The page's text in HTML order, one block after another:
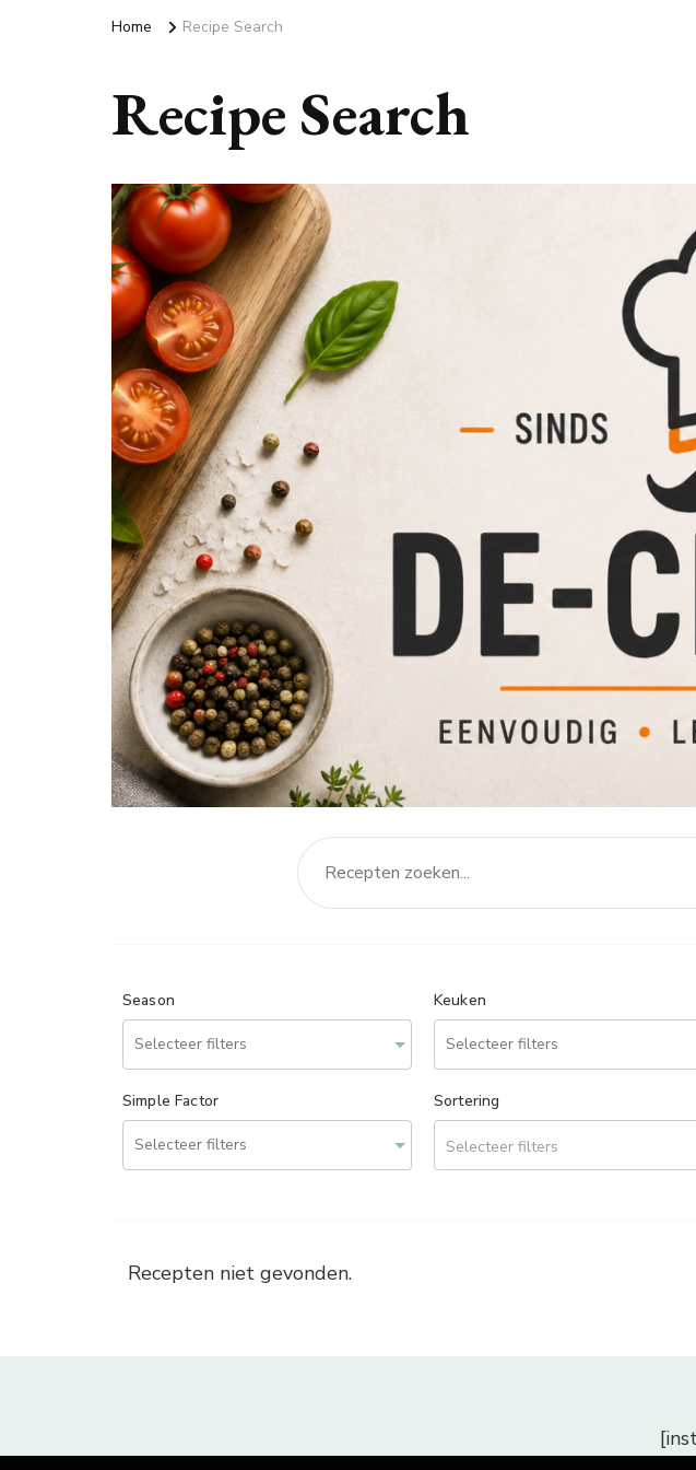
Home Recipe Search
Recipe Search
Season Keuken
Simple Factor Sortering
Selecteer filters
Recepten niet gevonden.